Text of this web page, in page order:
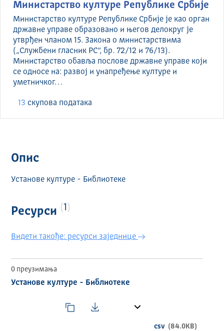
Министарство културе Републике Србије
Министарство културе Републике Србије је као орган
државне управе образовано и његов делокруг је
утврђен чланом 15. Закона о министарствима
(„Службени гласник РС”, бр. 72/12 и 76/13).
Министарство обавља послове државне управе који
се односе на: развој и унапређење културе и
уметничког…
13 скуповa података
Опис
Установе културе - Библиотеке
Ресурси 1
Видети такође: ресурси заједнице
0 преузимања
Установе културе - Библиотеке
csv (84.0KB)